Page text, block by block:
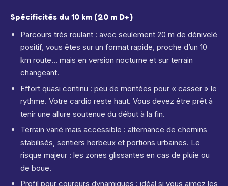
Spécificités du 10 km (20 m D+)
Parcours très roulant : avec seulement 20 m de dénivelé
positif, vous êtes sur un format rapide, proche d’un 10
km route… mais en version nocturne et sur terrain
changeant.
Effort quasi continu : peu de montées pour « casser » le
rythme. Votre cardio reste haut. Vous devez être prêt à
tenir une allure soutenue du début à la fin.
Terrain varié mais accessible : alternance de chemins
stabilisés, sentiers herbeux et portions urbaines. Le
risque majeur : les zones glissantes en cas de pluie ou
de boue.
Profil pour coureurs dynamiques : idéal si vous aimez les